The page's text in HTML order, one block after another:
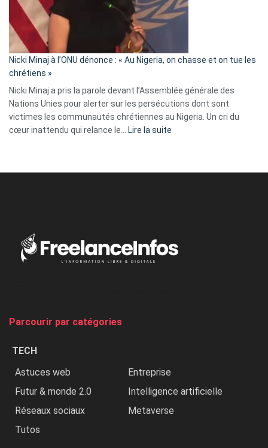
a
tout
parle
ses
tripes »
Nicki Minaj à l’ONU dénonce : « Au Nigeria, on chasse et on tue les
chrétiens »
Nicki Minaj a pris la parole devant l’Assemblée générale des
Nations Unies pour alerter sur les persécutions dont sont
victimes les communautés chrétiennes au Nigeria. Un cri du
cœur inattendu qui relance le…
Lire la suite
Nigeria,
Parcourir par catégories
TECH
Astuces web
Entreprise
Futur & monde 2.0
Intelligence artificielle
Réseaux sociaux
Metaverse
Tutos